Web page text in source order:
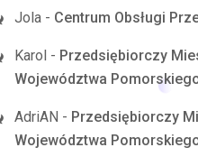
Jola- Centrum Obsługi
Karol - Przedsiębiorczy
Województwa
AdriAN - Przedsiębiorczy
Województwa